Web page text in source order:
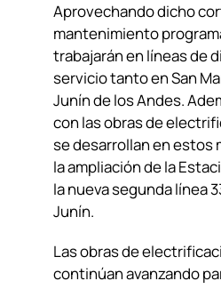
Aprovechando dicho
mantenimiento
trabajarán en líneas de
servicio tanto en San
Junín de los Andes.
con las obras de
se desarrollan en estos
la ampliación de la
la nueva segunda línea
Junín.
Las obras de
continúan avanzando